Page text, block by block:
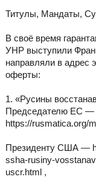
Титулы, Мандаты,
В своё время
УНР выступили
направляли в адрес
оферты:
1. «Русины
Председателю ЕС —
https://rusmatica.org/
Президенту США —
ssha-rusiny-
uscr.html ,